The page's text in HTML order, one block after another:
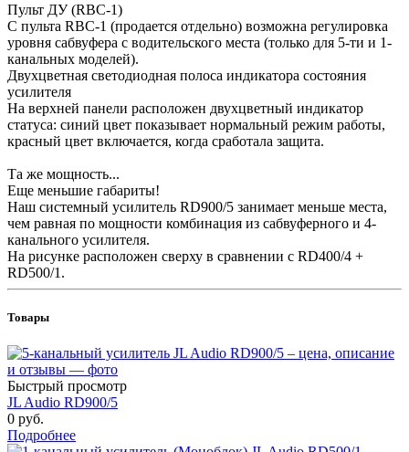
Пульт ДУ (RBC-1)
С пульта RBC-1 (продается отдельно) возможна регулировка
уровня сабвуфера с водительского места (только для 5-ти и 1-
канальных моделей).
Двухцветная светодиодная полоса индикатора состояния
усилителя
На верхней панели расположен двухцветный индикатор
статуса: синий цвет показывает нормальный режим работы,
красный цвет включается, когда сработала защита.
Та же мощность...
Еще меньшие габариты!
Наш системный усилитель RD900/5 занимает меньше места,
чем равная по мощности комбинация из сабвуферного и 4-
канального усилителя.
На рисунке расположен сверху в сравнении с RD400/4 +
RD500/1.
Товары
Быстрый просмотр
JL Audio RD900/5
0 руб.
Подробнее